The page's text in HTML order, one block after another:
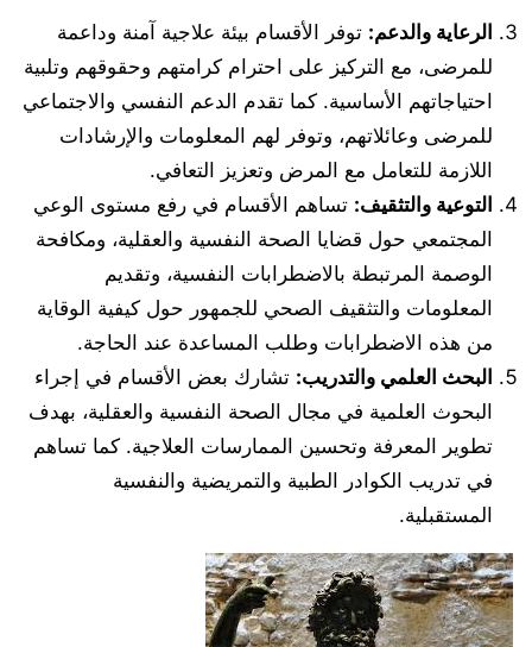
الرعاية والدعم: توفر الأقسام بيئة علاجية آمنة وداعمة
للمرضى، مع التركيز على احترام كرامتهم وحقوقهم وتلبية
احتياجاتهم الأساسية. كما تقدم الدعم النفسي والاجتماعي
للمرضى وعائلاتهم، وتوفر لهم المعلومات والإرشادات
اللازمة للتعامل مع المرض وتعزيز التعافي.
التوعية والتثقيف: تساهم الأقسام في رفع مستوى الوعي
المجتمعي حول قضايا الصحة النفسية والعقلية، ومكافحة
الوصمة المرتبطة بالاضطرابات النفسية، وتقديم
المعلومات والتثقيف الصحي للجمهور حول كيفية الوقاية
من هذه الاضطرابات وطلب المساعدة عند الحاجة.
البحث العلمي والتدريب: تشارك بعض الأقسام في إجراء
البحوث العلمية في مجال الصحة النفسية والعقلية، بهدف
تطوير المعرفة وتحسين الممارسات العلاجية. كما تساهم
في تدريب الكوادر الطبية والتمريضية والنفسية
المستقبلية.